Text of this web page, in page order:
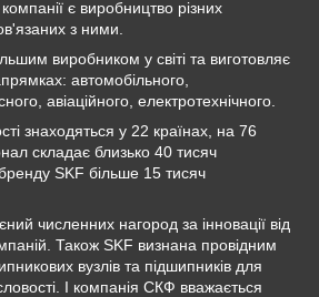
є виробництво різних
з ними.
виробником у світі та виготовляє
автомобільного,
авіаційного, електротехнічного.
знаходяться у 22 країнах, на 76
складає близько 40 тисяч
SKF більше 15 тисяч
численних нагород за інновації від
Також SKF визнана провідним
вузлів та підшипників для
І компанія СКФ вважається